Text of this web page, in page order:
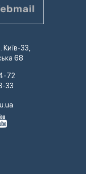
Київ-33,
68
72
33